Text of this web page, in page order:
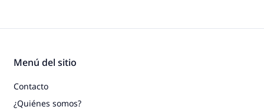
Menú del sitio
Contacto
¿Quiénes somos?